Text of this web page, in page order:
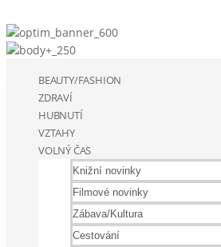
BEAUTY/FASHION
ZDRAVÍ
HUBNUTÍ
VZTAHY
VOLNÝ ČAS
Knižní novinky
Filmové novinky
Zábava/Kultura
Cestování